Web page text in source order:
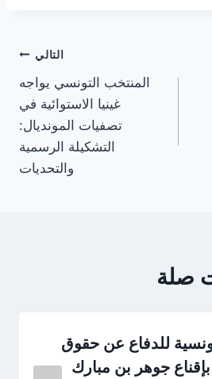
التالي
المنتخب التونسي يواجه
غينيا الاستوائية في
تصفيات المونديال:
التشكيلة الرسمية
والتحديات
صلة
للدفاع عن حقوق
جوهر بن مبارك